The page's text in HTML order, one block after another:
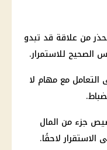
من علاقة قد تبدو
الصحيح للاستمرار.
مع مهام لا
جزء من المال
لاحقًا.